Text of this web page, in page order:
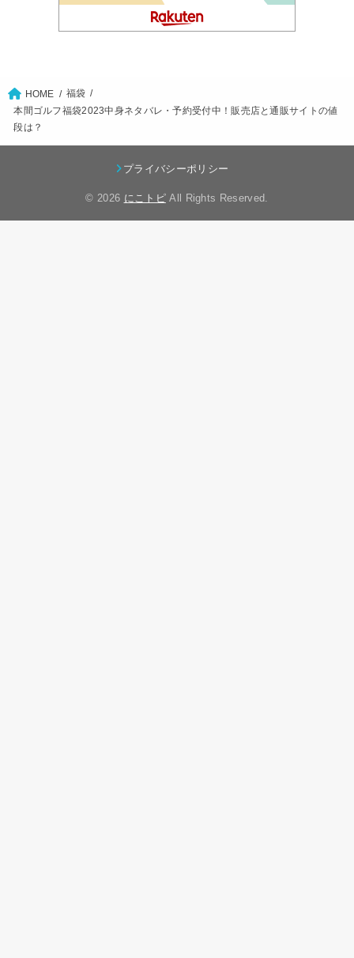
HOME
福袋
本間ゴルフ福袋2023中身ネタバレ・予約受付中！販売店と通販サイトの値
段は？
プライバシーポリシー
© 2026 にこトピAll Rights Reserved.